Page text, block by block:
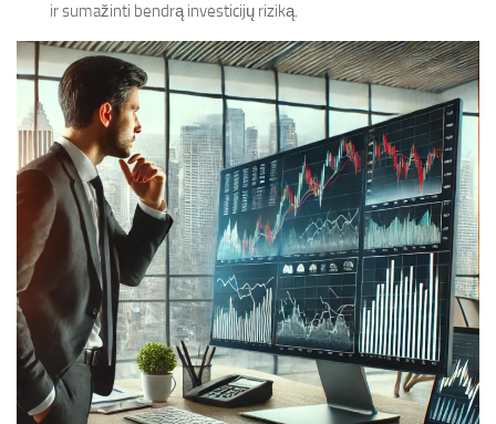
ir sumažinti bendrą investicijų riziką.